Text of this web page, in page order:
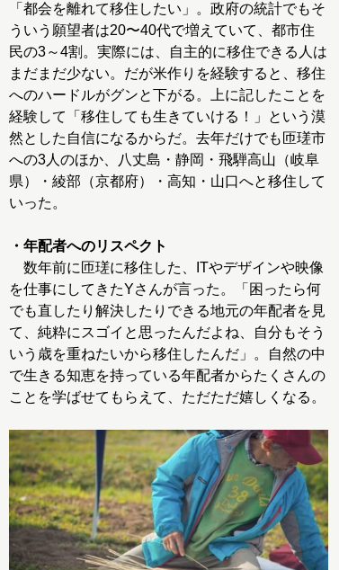
「都会を離れて移住したい」。政府の統計でもそ
ういう願望者は20〜40代で増えていて、都市住
民の3～4割。実際には、自主的に移住できる人は
まだまだ少ない。だが米作りを経験すると、移住
へのハードルがグンと下がる。上に記したことを
経験して「移住しても生きていける！」という漠
然とした自信になるからだ。去年だけでも匝瑳市
への3人のほか、八丈島・静岡・飛騨高山（岐阜
県）・綾部（京都府）・高知・山口へと移住して
いった。
・年配者へのリスペクト
数年前に匝瑳に移住した、ITやデザインや映像
を仕事にしてきたYさんが言った。「困ったら何
でも直したり解決したりできる地元の年配者を見
て、純粋にスゴイと思ったんだよね、自分もそう
いう歳を重ねたいから移住したんだ」。自然の中
で生きる知恵を持っている年配者からたくさんの
ことを学ばせてもらえて、ただただ嬉しくなる。